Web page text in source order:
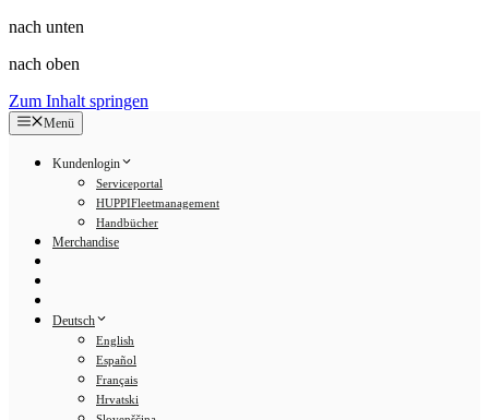
nach unten
nach oben
Zum Inhalt springen
Menü
Kundenlogin
Serviceportal
HUPPIFleetmanagement
Handbücher
Merchandise
Deutsch
English
Español
Français
Hrvatski